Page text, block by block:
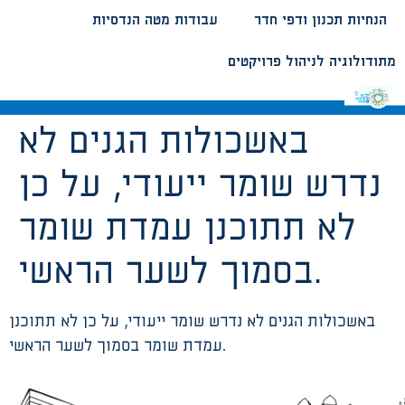
עבודות מטה הנדסיות הנחיות תכנון ודפי חדר
מתודולוגיה לניהול פרויקטים
באשכולות הגנים לא
נדרש שומר ייעודי, על כן
לא תתוכנן עמדת שומר
בסמוך לשער הראשי.
באשכולות הגנים לא נדרש שומר ייעודי, על כן לא תתוכנן
עמדת שומר בסמוך לשער הראשי.